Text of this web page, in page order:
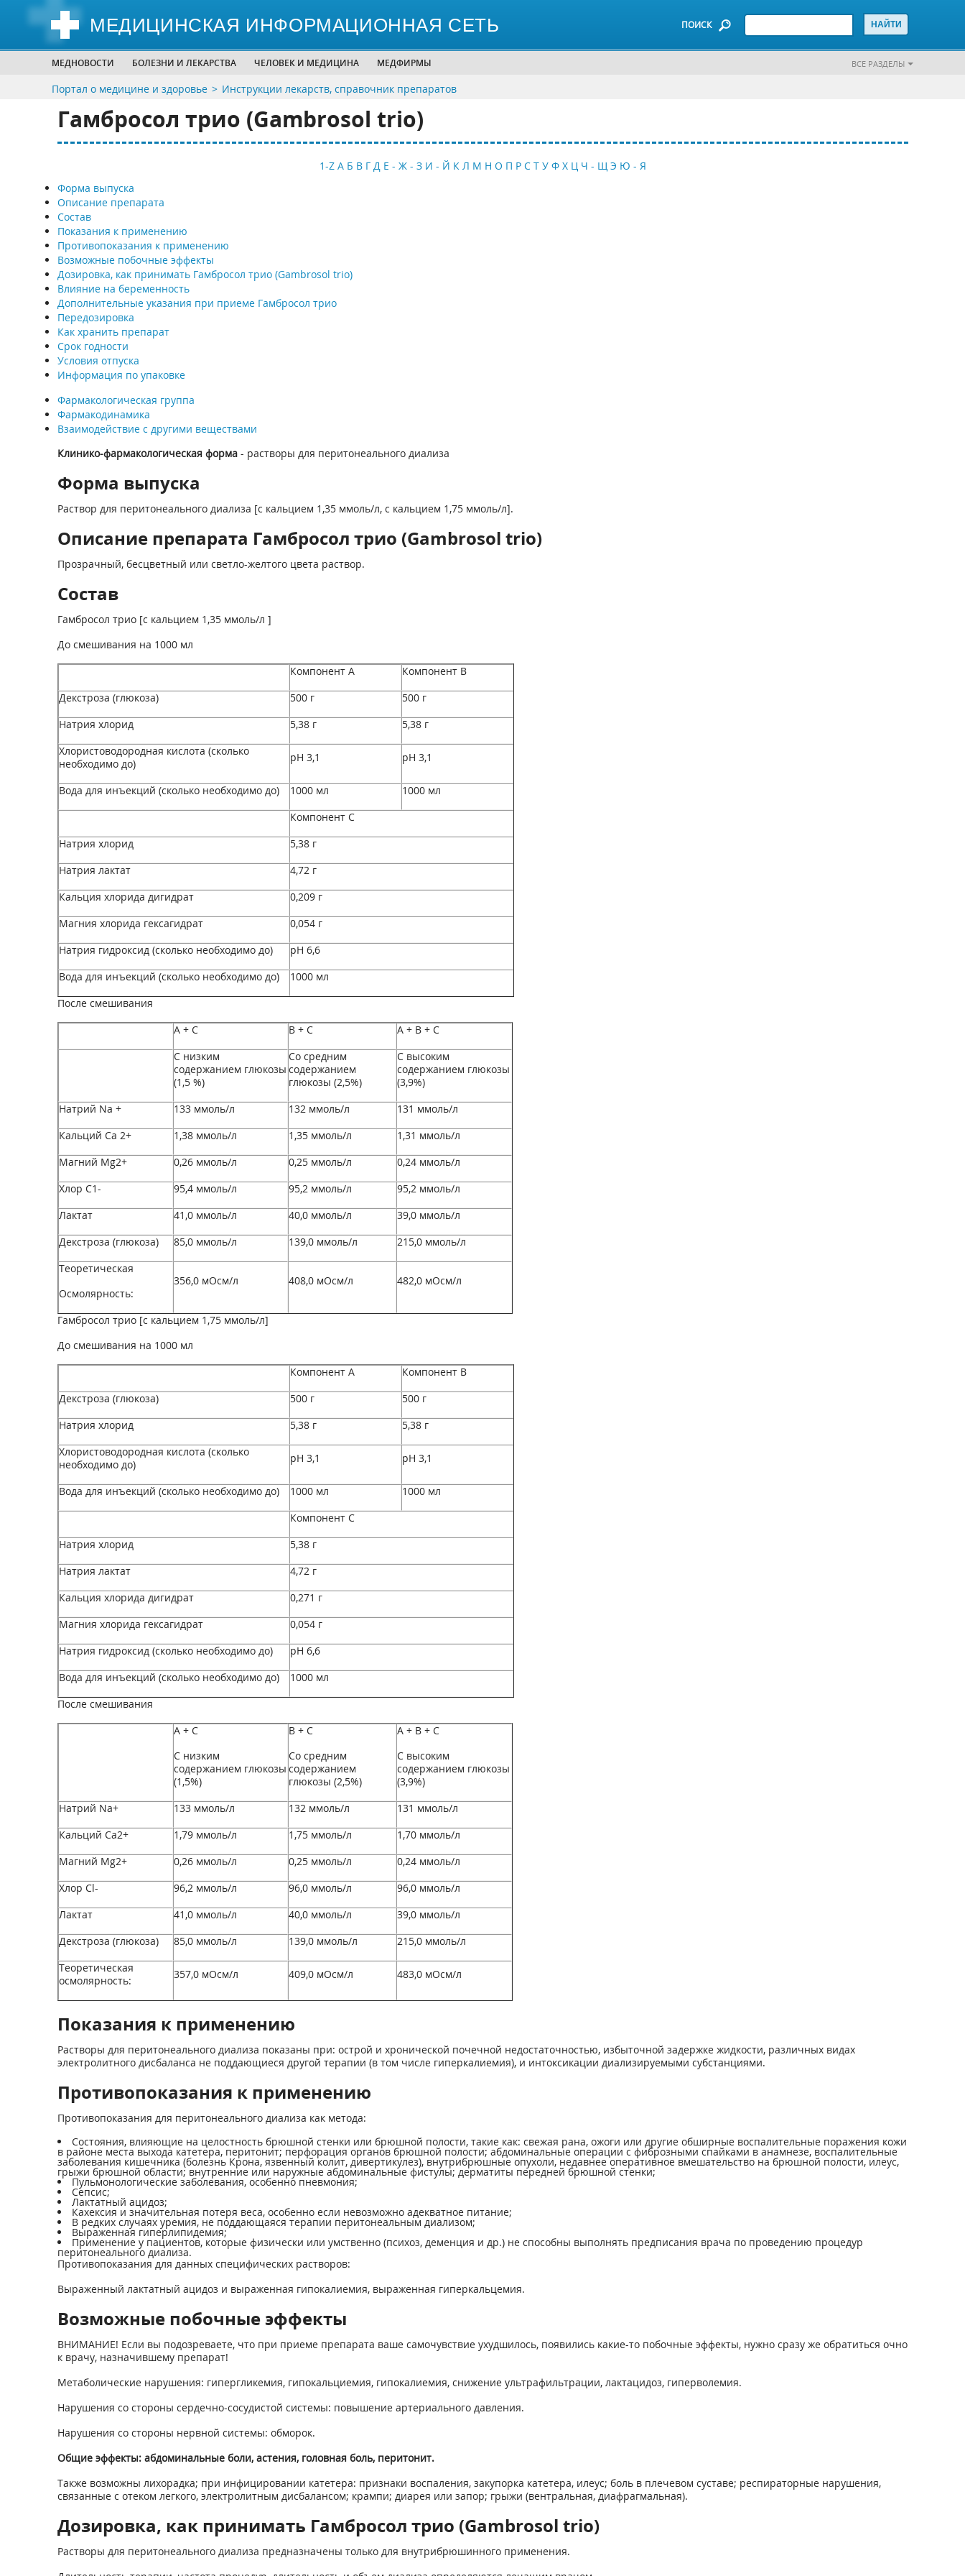
МЕДИЦИНСКАЯ ИНФОРМАЦИОННАЯ СЕТЬ ПОИСК
МЕДНОВОСТИ БОЛЕЗНИ И ЛЕКАРСТВА ЧЕЛОВЕК И МЕДИЦИНА МЕДФИРМЫ ВСЕ РАЗДЕЛЫ
Портал о медицине и здоровье Инструкции лекарств, справочник препаратов
Гамбросол трио (Gambrosol trio)
1-Z А Б В Г Д Е - Ж - З И - Й К Л М Н О П Р С Т У Ф Х Ц Ч - Щ Э Ю - Я
Форма выпуска
Описание препарата
Состав
Показания к применению
Противопоказания к применению
Возможные побочные эффекты
Дозировка, как принимать Гамбросол трио (Gambrosol trio)
Влияние на беременность
Дополнительные указания при приеме Гамбросол трио
Передозировка
Как хранить препарат
Срок годности
Условия отпуска
Информация по упаковке
Фармакологическая группа
Фармакодинамика
Взаимодействие с другими веществами
Клинико-фармакологическая форма- растворы для перитонеального диализа
Форма выпуска
Раствор для перитонеального диализа [с кальцием 1,35 ммоль/л, с кальцием 1,75 ммоль/л].
Описание препарата Гамбросол трио (Gambrosol trio)
Прозрачный, бесцветный или светло-желтого цвета раствор.
Состав
Гамбросол трио [с кальцием 1,35 ммоль/л ]
До смешивания на 1000 мл
Компонент А
Компонент В
Декстроза (глюкоза)
500 г
500 г
Натрия хлорид
5,38 г
5,38 г
Хлористоводородная кислота (сколько
необходимо до)
pH 3,1 pH 3,1
Вода для инъекций (сколько необходимо до) 1000 мл
1000 мл
Компонент С
Натрия хлорид
5,38 г
Натрия лактат
4,72 г
Кальция хлорида дигидрат
0,209 г
Магния хлорида гексагидрат
0,054 г
Натрия гидроксид (сколько необходимо до)
pH 6,6
Вода для инъекций (сколько необходимо до)
1000 мл
После смешивания
А + С
В + С
А + В + С
С низким
содержанием глюкозы
(1,5 %)
Со средним
содержанием
глюкозы (2,5%)
С высоким
содержанием глюкозы
(3,9%)
Натрий Na + 133 ммоль/л 132 ммоль/л
131 ммоль/л
Кальций Са 2+ 1,38 ммоль/л 1,35 ммоль/л
1,31 ммоль/л
Магний Mg2+ 0,26 ммоль/л 0,25 ммоль/л
0,24 ммоль/л
Хлор С1- 95,4 ммоль/л 95,2 ммоль/л
95,2 ммоль/л
Лактат
41,0 ммоль/л 40,0 ммоль/л
39,0 ммоль/л
Декстроза (глюкоза)
85,0 ммоль/л 139,0 ммоль/л
215,0 ммоль/л
Теоретическая
Осмолярность:
356,0 мОсм/л 408,0 мОсм/л 482,0 мОсм/л
Гамбросол трио [c кальцием 1,75 ммоль/л]
До смешивания на 1000 мл
Компонент А
Компонент В
Декстроза (глюкоза)
500 г
500 г
Натрия хлорид
5,38 г
5,38 г
Хлористоводородная кислота (сколько
необходимо до)
pH 3,1 pH 3,1
Вода для инъекций (сколько необходимо до) 1000 мл
1000 мл
Компонент С
Натрия хлорид
5,38 г
Натрия лактат
4,72 г
Кальция хлорида дигидрат
0,271 г
Магния хлорида гексагидрат
0,054 г
Натрия гидроксид (сколько необходимо до)
pH 6,6
Вода для инъекций (сколько необходимо до)
1000 мл
После смешивания
А + С
С низким
содержанием глюкозы
(1,5%)
В + С
Со средним
содержанием
глюкозы (2,5%)
А + В + С
С высоким
содержанием глюкозы
(3,9%)
Натрий Na+ 133 ммоль/л 132 ммоль/л
131 ммоль/л
Кальций Са2+ 1,79 ммоль/л 1,75 ммоль/л
1,70 ммоль/л
Магний Mg2+ 0,26 ммоль/л 0,25 ммоль/л
0,24 ммоль/л
Хлор Сl- 96,2 ммоль/л 96,0 ммоль/л
96,0 ммоль/л
Лактат
41,0 ммоль/л 40,0 ммоль/л
39,0 ммоль/л
Декстроза (глюкоза)
85,0 ммоль/л 139,0 ммоль/л
215,0 ммоль/л
Теоретическая
осмолярность:
357,0 мОсм/л 409,0 мОсм/л 483,0 мОсм/л
Показания к применению
Растворы для перитонеального диализа показаны при: острой и хронической почечной недостаточностью, избыточной задержке жидкости, различных видах
электролитного дисбаланса не поддающиеся другой терапии (в том числе гиперкалиемия), и интоксикации диализируемыми субстанциями.
Противопоказания к применению
Противопоказания для перитонеального диализа как метода:
Состояния, влияющие на целостность брюшной стенки или брюшной полости, такие как: свежая рана, ожоги или другие обширные воспалительные поражения кожи
в районе места выхода катетера, перитонит; перфорация органов брюшной полости; абдоминальные операции с фиброзными спайками в анамнезе, воспалительные
заболевания кишечника (болезнь Крона, язвенный колит, дивертикулез), внутрибрюшные опухоли, недавнее оперативное вмешательство на брюшной полости, илеус,
грыжи брюшной области; внутренние или наружные абдоминальные фистулы; дерматиты передней брюшной стенки;
Пульмонологические заболевания, особенно пневмония;
Сепсис;
Лактатный ацидоз;
Кахексия и значительная потеря веса, особенно если невозможно адекватное питание;
В редких случаях уремия, не поддающаяся терапии перитонеальным диализом;
Выраженная гиперлипидемия;
Применение у пациентов, которые физически или умственно (психоз, деменция и др.) не способны выполнять предписания врача по проведению процедур
перитонеального диализа.
Противопоказания для данных специфических растворов:
Выраженный лактатный ацидоз и выраженная гипокалиемия, выраженная гиперкальцемия.
Возможные побочные эффекты
ВНИМАНИЕ! Если вы подозреваете, что при приеме препарата ваше самочувствие ухудшилось, появились какие-то побочные эффекты, нужно сразу же обратиться очно
к врачу, назначившему препарат!
Метаболические нарушения: гипергликемия, гипокальциемия, гипокалиемия, снижение ультрафильтрации, лактацидоз, гиперволемия.
Нарушения со стороны сердечно-сосудистой системы: повышение артериального давления.
Нарушения со стороны нервной системы: обморок.
Общие эффекты: абдоминальные боли, астения, головная боль, перитонит.
Также возможны лихорадка; при инфицировании катетера: признаки воспаления, закупорка катетера, илеус; боль в плечевом суставе; респираторные нарушения,
связанные с отеком легкого, электролитным дисбалансом; крампи; диарея или запор; грыжи (вентральная, диафрагмальная).
Дозировка, как принимать Гамбросол трио (Gambrosol trio)
Растворы для перитонеального диализа предназначены только для внутрибрюшинного применения.